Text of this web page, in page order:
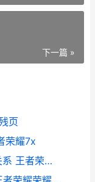
下一篇 »
页
荣耀7x
王者荣耀荣耀姬小满与狂铁是啥子关系 王者荣耀有几个叫姬的